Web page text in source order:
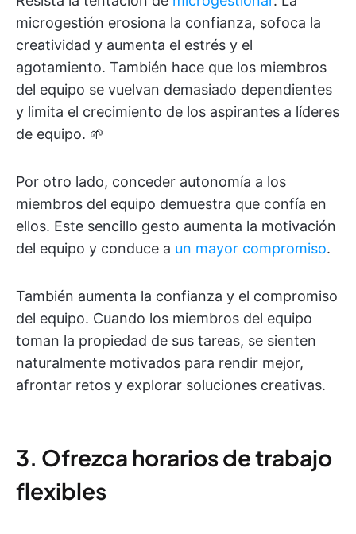
microgestión erosiona la confianza, sofoca la
creatividad y aumenta el estrés y el
agotamiento. También hace que los miembros
del equipo se vuelvan demasiado dependientes
y limita el crecimiento de los aspirantes a líderes
de equipo. 🌱
Por otro lado, conceder autonomía a los
miembros del equipo demuestra que confía en
ellos. Este sencillo gesto aumenta la motivación
del equipo y conduce a un mayor compromiso.
También aumenta la confianza y el compromiso
del equipo. Cuando los miembros del equipo
toman la propiedad de sus tareas, se sienten
naturalmente motivados para rendir mejor,
afrontar retos y explorar soluciones creativas.
3. Ofrezca horarios de trabajo
flexibles